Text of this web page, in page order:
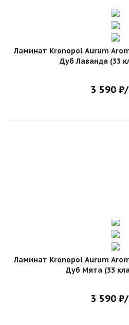
Ламинат Kronopol Aurum
Дуб Лаванда (33
3 590
Ламинат Kronopol Aurum
Дуб Мята (33
3 590